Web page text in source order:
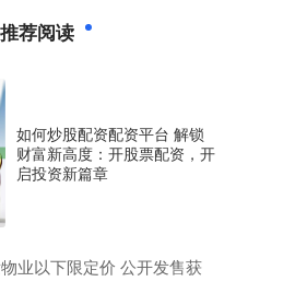
推荐阅读
如何炒股配资配资平台 解锁
财富新高度：开股票配资，开
启投资新篇章
业以下限定价 公开发售获